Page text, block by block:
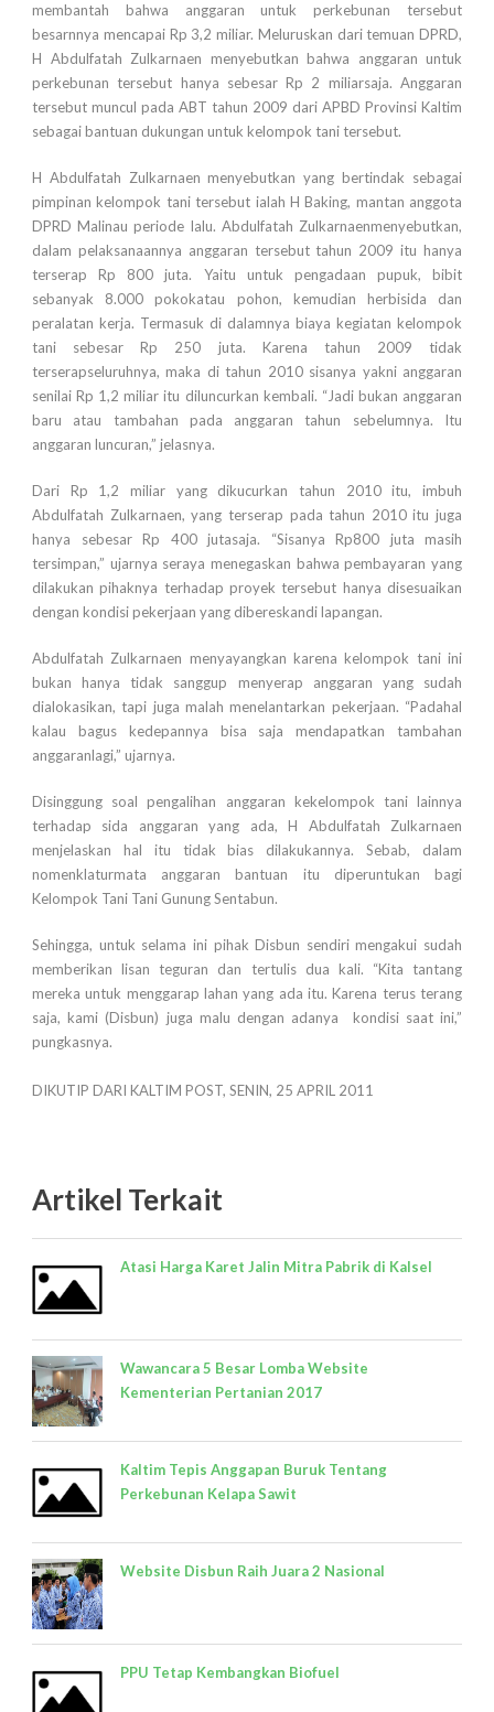
membantah bahwa anggaran untuk perkebunan tersebut
besarnnya mencapai Rp 3,2 miliar. Meluruskan dari temuan DPRD,
H Abdulfatah Zulkarnaen menyebutkan bahwa anggaran untuk
perkebunan tersebut hanya sebesar Rp 2 miliarsaja. Anggaran
tersebut muncul pada ABT tahun 2009 dari APBD Provinsi Kaltim
sebagai bantuan dukungan untuk kelompok tani tersebut.
H Abdulfatah Zulkarnaen menyebutkan yang bertindak sebagai
pimpinan kelompok tani tersebut ialah H Baking, mantan anggota
DPRD Malinau periode lalu. Abdulfatah Zulkarnaenmenyebutkan,
dalam pelaksanaannya anggaran tersebut tahun 2009 itu hanya
terserap Rp 800 juta. Yaitu untuk pengadaan pupuk, bibit
sebanyak 8.000 pokokatau pohon, kemudian herbisida dan
peralatan kerja. Termasuk di dalamnya biaya kegiatan kelompok
tani sebesar Rp 250 juta. Karena tahun 2009 tidak
terserapseluruhnya, maka di tahun 2010 sisanya yakni anggaran
senilai Rp 1,2 miliar itu diluncurkan kembali. “Jadi bukan anggaran
baru atau tambahan pada anggaran tahun sebelumnya. Itu
anggaran luncuran,” jelasnya.
Dari Rp 1,2 miliar yang dikucurkan tahun 2010 itu, imbuh
Abdulfatah Zulkarnaen, yang terserap pada tahun 2010 itu juga
hanya sebesar Rp 400 jutasaja. “Sisanya Rp800 juta masih
tersimpan,” ujarnya seraya menegaskan bahwa pembayaran yang
dilakukan pihaknya terhadap proyek tersebut hanya disesuaikan
dengan kondisi pekerjaan yang dibereskandi lapangan.
Abdulfatah Zulkarnaen menyayangkan karena kelompok tani ini
bukan hanya tidak sanggup menyerap anggaran yang sudah
dialokasikan, tapi juga malah menelantarkan pekerjaan. “Padahal
kalau bagus kedepannya bisa saja mendapatkan tambahan
anggaranlagi,” ujarnya.
Disinggung soal pengalihan anggaran kekelompok tani lainnya
terhadap sida anggaran yang ada, H Abdulfatah Zulkarnaen
menjelaskan hal itu tidak bias dilakukannya. Sebab, dalam
nomenklaturmata anggaran bantuan itu diperuntukan bagi
Kelompok Tani Tani Gunung Sentabun.
Sehingga, untuk selama ini pihak Disbun sendiri mengakui sudah
memberikan lisan teguran dan tertulis dua kali. “Kita tantang
mereka untuk menggarap lahan yang ada itu. Karena terus terang
saja, kami (Disbun) juga malu dengan adanya kondisi saat ini,”
pungkasnya.
DIKUTIP DARI KALTIM POST, SENIN, 25 APRIL 2011
Artikel Terkait
Atasi Harga Karet Jalin Mitra Pabrik di Kalsel
Wawancara 5 Besar Lomba Website
Kementerian Pertanian 2017
Kaltim Tepis Anggapan Buruk Tentang
Perkebunan Kelapa Sawit
Website Disbun Raih Juara 2 Nasional
PPU Tetap Kembangkan Biofuel